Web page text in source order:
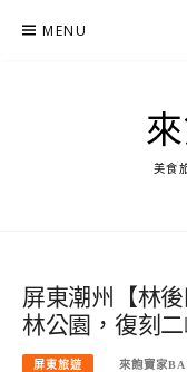
MENU
美食
屏東潮州【林
林公園，復刻二
屏東旅遊 來飽寶家BA